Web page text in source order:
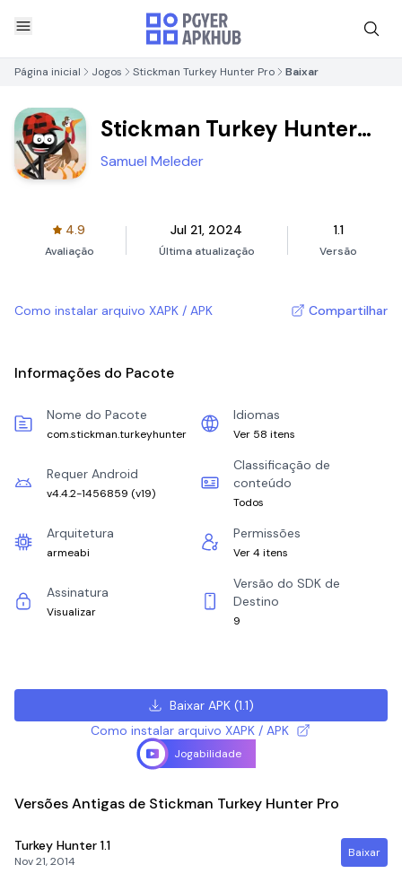
Página inicial Jogos Stickman Turkey Hunter Pro Baixar
Stickman Turkey Hunter
Pro
Samuel Meleder
4.9
Avaliação
Jul 21, 2024
Última atualização
1.1
Versão
Como instalar arquivo XAPK / APK Compartilhar
Informações do Pacote
Nome do Pacote
com.stickman.turkeyhunter
Idiomas
Ver 58 itens
Requer Android
v4.4.2-1456859 (v19)
Classificação de
conteúdo
Todos
Arquitetura
armeabi
Permissões
Ver 4 itens
Assinatura
Visualizar
Versão do SDK de
Destino
9
Baixar APK(1.1)
Como instalar arquivo XAPK / APK
Jogabilidade
Versões Antigas de Stickman Turkey Hunter Pro
Turkey Hunter 1.1
Nov 21, 2014
Baixar